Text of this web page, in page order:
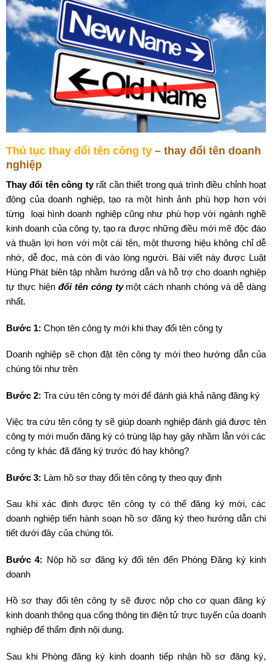
Thủ tục thay đổi tên công ty – thay đổi tên doanh
nghiệp
Thay đổi tên công tyrất cần thiết trong quá trình điều chỉnh hoạt
động của doanh nghiệp, tạo ra một hình ảnh phù hợp hơn với
từng loại hình doanh nghiệp cũng như phù hợp với ngành nghề
kinh doanh của công ty, tạo ra được những điều mới mẽ độc đáo
và thuận lợi hơn với một cái tên, một thương hiệu không chỉ dễ
nhớ, dễ đọc, mà còn đi vào lòng người. Bài viết này được Luật
Hùng Phát biên tập nhằm hướng dẫn và hỗ trợ cho doanh nghiệp
tự thực hiện đổi tên công ty một cách nhanh chóng và dễ dàng
nhất.
Bước 1: Chọn tên công ty mới khi thay đổi tên công ty
Doanh nghiệp sẽ chọn đặt tên công ty mới theo hướng dẫn của
chúng tôi như trên
Bước 2: Tra cứu tên công ty mới để đánh giá khả năng đăng ký
Việc tra cứu tên công ty sẽ giúp doanh nghiệp đánh giá được tên
công ty mới muốn đăng ký có trùng lặp hay gây nhầm lẫn với các
công ty khác đã đăng ký trước đó hay không?
Bước 3: Làm hồ sơ thay đổi tên công ty theo quy định
Sau khi xác định được tên công ty có thể đăng ký mới, các
doanh nghiệp tiến hành soạn hồ sơ đăng ký theo hướng dẫn chi
tiết dưới đây của chúng tôi.
Bước 4: Nộp hồ sơ đăng ký đổi tên đến Phòng Đăng ký kinh
doanh
Hồ sơ thay đổi tên công ty sẽ được nộp cho cơ quan đăng ký
kinh doanh thông qua cổng thông tin điện tử trực tuyến của doanh
nghiệp để thẩm định nội dung.
Sau khi Phòng đăng ký kinh doanh tiếp nhận hồ sơ đăng ký,